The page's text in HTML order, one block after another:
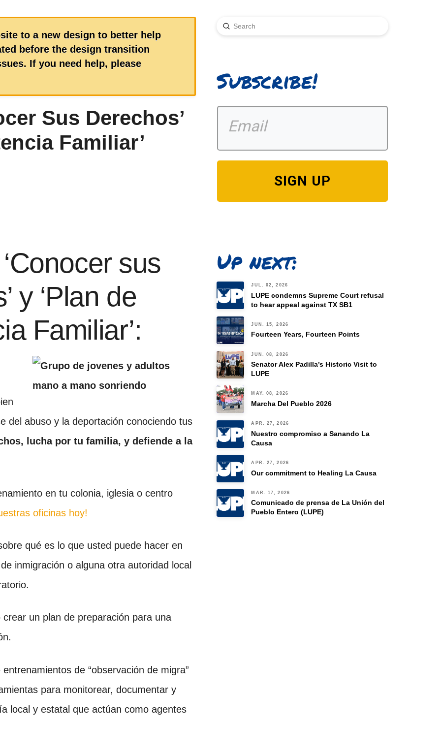
to a new design to better help
before the design transition
If you need help, please
Sus Derechos’
Familiar’
sus
y ‘Plan de
Familiar’:
del abuso y la deportación conociendo tus
lucha por tu familia, y defiende a la
en tu colonia, iglesia o centro
oficinas hoy!
qué es lo que usted puede hacer en
inmigración o alguna otra autoridad local
un plan de preparación para una
de “observación de migra”
para monitorear, documentar y
local y estatal que actúan como agentes
Search
Submit
Subscribe!
SIGN UP
Up next:
JUL. 02, 2026
LUPE condemns Supreme Court refusal
to hear appeal against TX SB1
JUN. 15, 2026
Fourteen Years, Fourteen Points
JUN. 08, 2026
Senator Alex Padilla’s Historic Visit to
LUPE
MAY. 08, 2026
Marcha Del Pueblo 2026
APR. 27, 2026
Nuestro compromiso a Sanando La
Causa
APR. 27, 2026
Our commitment to Healing La Causa
MAR. 17, 2026
Comunicado de prensa de La Unión del
Pueblo Entero (LUPE)